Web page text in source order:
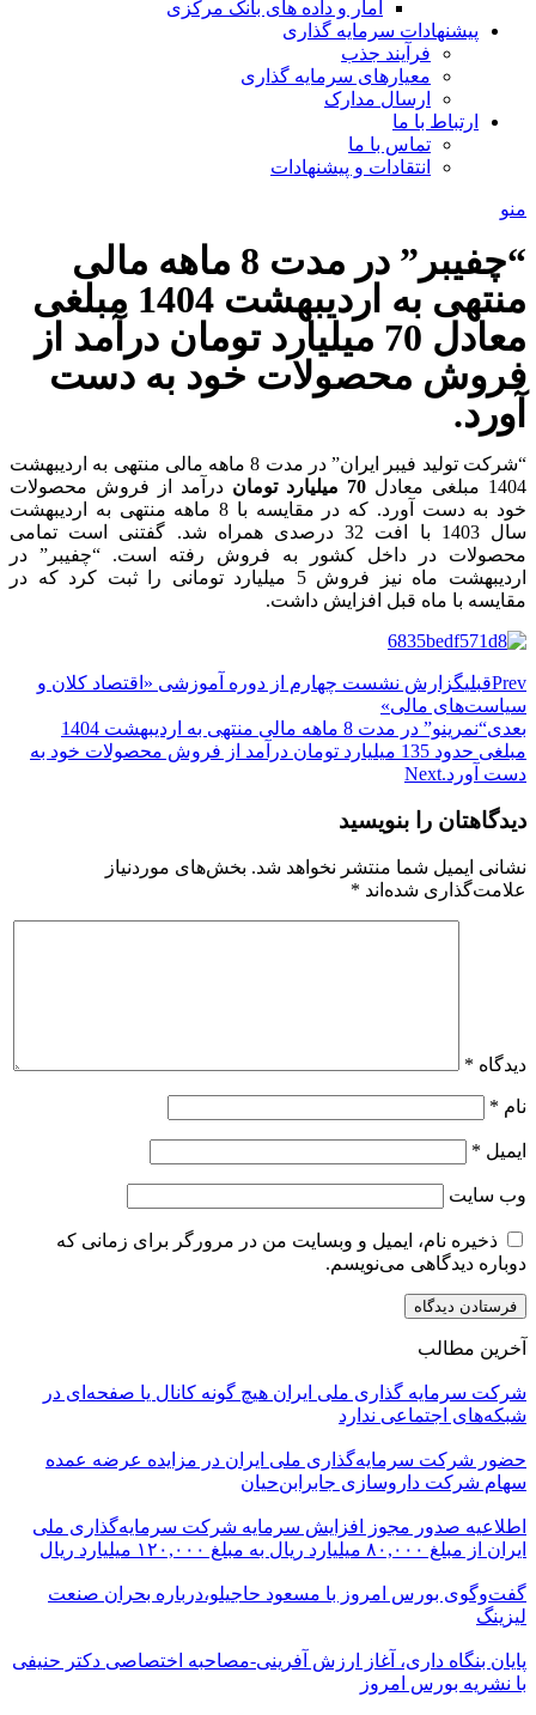
آمار و داده های بانک مرکزی
پیشنهادات سرمایه گذاری
فرآیند جذب
معیارهای سرمایه گذاری
ارسال مدارک
ارتباط با ما
تماس با ما
انتقادات و پیشنهادات
منو
“چفیبر” در مدت 8 ماهه مالی
منتهی به اردیبهشت 1404 مبلغی
معادل 70 میلیارد تومان درآمد از
فروش محصولات خود به دست
آورد.
“شرکت تولید فیبر ایران” در مدت 8 ماهه مالی منتهی به اردیبهشت
1404 مبلغی معادل
70 میلیارد تومان
درآمد از فروش محصولات
خود به دست آورد. که در مقایسه با 8 ماهه منتهی به اردیبهشت
سال 1403 با افت 32 درصدی همراه شد. گفتنی است تمامی
محصولات در داخل کشور به فروش رفته است. “چفیبر” در
اردیبهشت ماه نیز فروش 5 میلیارد تومانی را ثبت کرد که در
مقایسه با ماه قبل افزایش داشت.
Prevقبلیگزارش نشست چهارم از دوره آموزشی «اقتصاد کلان و
سیاست‌های مالی»
بعدی
“نمرینو” در مدت 8 ماهه مالی منتهی به اردیبهشت 1404
مبلغی حدود 135 میلیارد تومان درآمد از فروش محصولات خود به
دست آورد.Next
دیدگاهتان را بنویسید
نشانی ایمیل شما منتشر نخواهد شد. بخش‌های موردنیاز
علامت‌گذاری شده‌اند *
دیدگاه *
نام *
ایمیل *
وب‌ سایت
ذخیره نام، ایمیل و وبسایت من در مرورگر برای زمانی که
دوباره دیدگاهی می‌نویسم.
آخرین مطالب
شرکت سرمایه گذاری ملی ایران هیچ گونه کانال یا صفحه‌ای در
شبکه‌های اجتماعی ندارد
حضور شرکت سرمایه‌گذاری ملی ایران در مزایده عرضه عمده
سهام شرکت داروسازی جابرابن‌حیان
اطلاعیه صدور مجوز افزایش سرمایه شرکت سرمایه‌گذاری ملی
ایران از مبلغ ۸۰,۰۰۰ میلیارد ریال به مبلغ ۱۲۰,۰۰۰ میلیارد ریال
گفت‌وگوی بورس امروز با مسعود حاجیلو،درباره بحران صنعت
لیزینگ
پایان بنگاه داری، آغاز ارزش آفرینی-مصاحبه اختصاصی دکتر حنیفی
با نشریه بورس امروز